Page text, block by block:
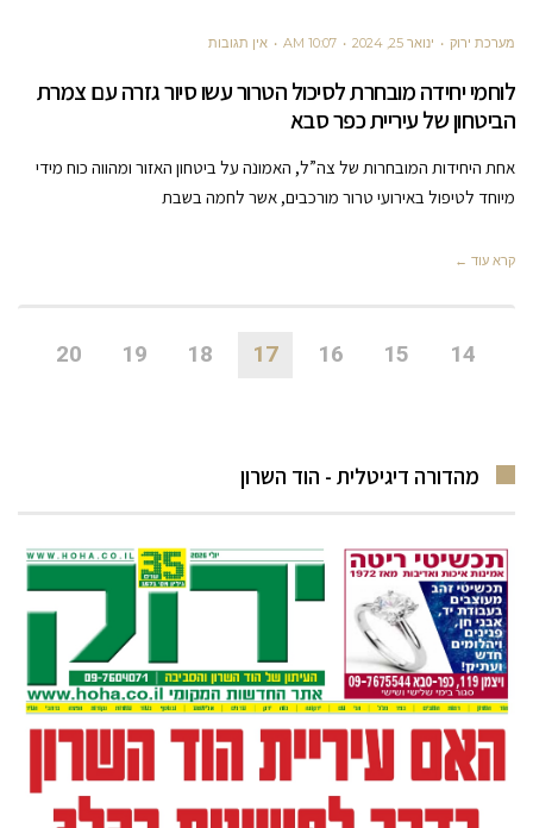
מערכת ירוק ינואר 25, 2024 10:07 AM אין תגובות
לוחמי יחידה מובחרת לסיכול הטרור עשו סיור גזרה עם צמרת
הביטחון של עיריית כפר סבא
אחת היחידות המובחרות של צה”ל, האמונה על ביטחון האזור ומהווה כוח מידי
מיוחד לטיפול באירועי טרור מורכבים, אשר לחמה בשבת
קרא עוד ←
14
15
16
17
18
19
20
מהדורה דיגיטלית - הוד השרון